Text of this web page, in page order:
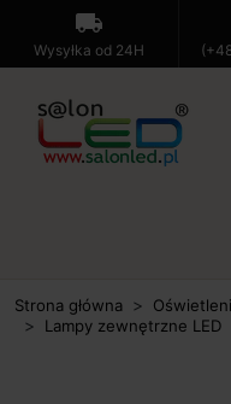
local_shipping
Wysyłka od 24H
Strona główna
Lampy zewnętrzne LED